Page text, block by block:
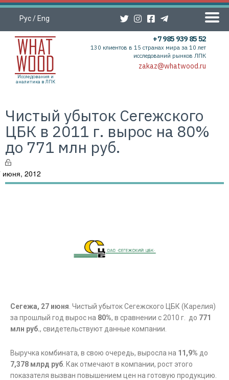
Рус/ Eng
Исследования и
аналитика в ЛПК
+7 985 939 85 52
130 клиентов в 15 странах мира за 10 лет
исследований рынков ЛПК
zakaz@whatwood.ru
Чистый убыток Сегежского
ЦБК в 2011 г. вырос на 80%
до 771 млн руб.
июня, 2012
Сегежа, 27 июня. Чистый убыток Сегежского ЦБК (Карелия)
за прошлый год вырос на 80%, в сравнении с 2010 г. до 771
млн руб., свидетельствуют данные компании.
Выручка комбината, в свою очередь, выросла на 11,9% до
7,378 млрд руб . Как отмечают в компании, рост этого
показателя вызван повышением цен на готовую продукцию.